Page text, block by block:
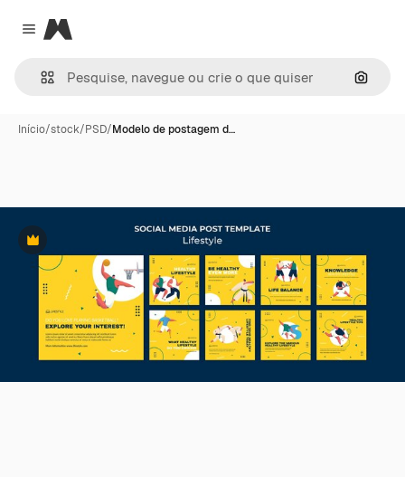
Close menu
Magnific
Início/stock/PSD/Modelo de postagem d…
Premium